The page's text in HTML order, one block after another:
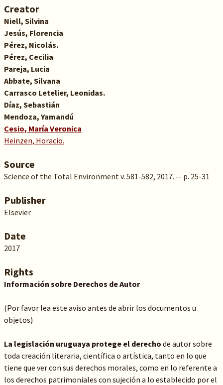
Creator
Niell, Silvina
Jesús, Florencia
Pérez, Nicolás.
Pérez, Cecilia
Pareja, Lucia
Abbate, Silvana
Carrasco Letelier, Leonidas.
Díaz, Sebastián
Mendoza, Yamandú
Cesio, María Veronica
Heinzen, Horacio.
Source
Science of the Total Environment v. 581-582, 2017. -- p. 25-31
Publisher
Elsevier
Date
2017
Rights
Información sobre Derechos de Autor
(Por favor lea este aviso antes de abrir los documentos u
objetos)
La legislación uruguaya protege el derecho de autor sobre
toda creación literaria, científica o artística, tanto en lo que
tiene que ver con sus derechos morales, como en lo referente a
los derechos patrimoniales con sujeción a lo establecido por el